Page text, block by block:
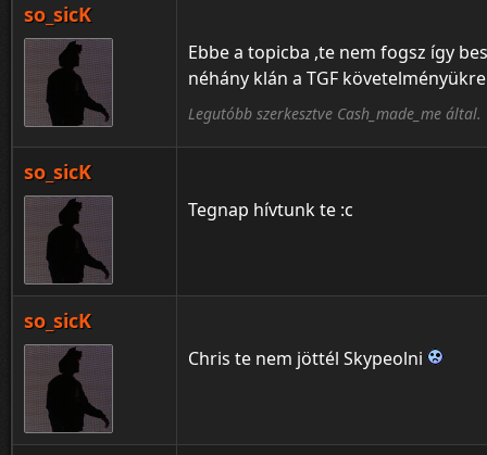
so_sicK
Ebbe a topicba ,te nem fogsz így
néhány klán a TGF
Legutóbb szerkesztve Cash_made_me által.
so_sicK
Tegnap hívtunk te :c
so_sicK
Chris te nem jöttél Skypeolni